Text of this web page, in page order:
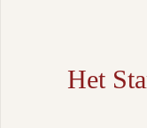
Het